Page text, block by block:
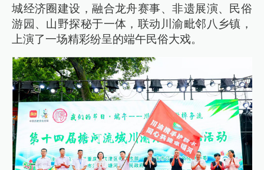
城经济圈建设，融合龙舟赛事、非遗展演、民俗
游园、山野探秘于一体，联动川渝毗邻八乡镇，
上演了一场精彩纷呈的端午民俗大戏。